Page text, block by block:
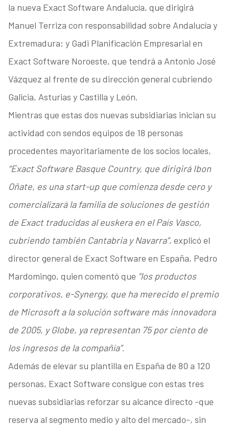
la nueva Exact Software Andalucía, que dirigirá
Manuel Terriza con responsabilidad sobre Andalucía y
Extremadura; y Gadi Planificación Empresarial en
Exact Software Noroeste, que tendrá a Antonio José
Vázquez al frente de su dirección general cubriendo
Galicia, Asturias y Castilla y León.
Mientras que estas dos nuevas subsidiarias inician su
actividad con sendos equipos de 18 personas
procedentes mayoritariamente de los socios locales,
“Exact Software Basque Country, que dirigirá Ibon
Oñate, es una start-up que comienza desde cero y
comercializará la familia de soluciones de gestión
de Exact traducidas al euskera en el País Vasco,
cubriendo también Cantabria y Navarra”, explicó el
director general de Exact Software en España, Pedro
Mardomingo, quien comentó que “los productos
corporativos, e-Synergy, que ha merecido el premio
de Microsoft a la solución software más innovadora
de 2005, y Globe, ya representan 75 por ciento de
los ingresos de la compañía”.
Además de elevar su plantilla en España de 80 a 120
personas, Exact Software consigue con estas tres
nuevas subsidiarias reforzar su alcance directo -que
reserva al segmento medio y alto del mercado-, sin